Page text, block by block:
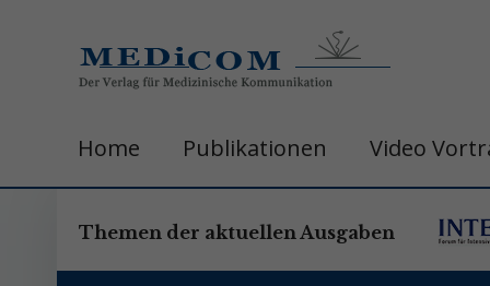
Home Publikationen Video
Themen der aktuellen Ausgaben